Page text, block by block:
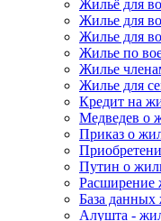
Жильё для
Жилье для
Жилье для
Жилье по
Жилье
Жилье для
Кредит на
Медведев о
Приказ о
Путин о
Расширение
База
Алушта -